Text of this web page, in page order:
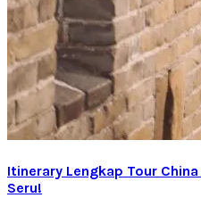
Itinerary Lengkap Tour
Seru!